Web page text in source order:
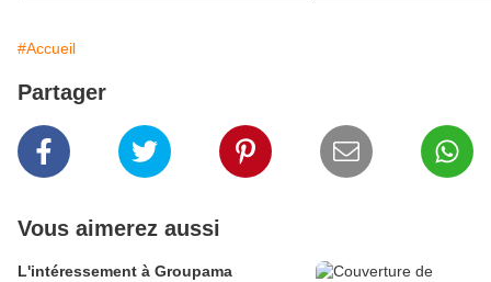
#Accueil
Partager
Vous aimerez aussi
L'intéressement à Groupama